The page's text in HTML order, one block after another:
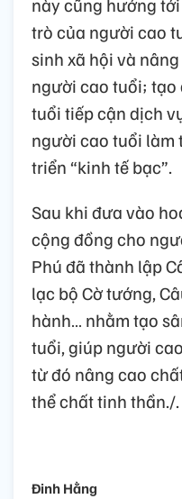
này cũng hướng
trò của người cao
sinh xã hội và
người cao tuổi; tạo
tuổi tiếp cận dịch
người cao tuổi làm
triển “kinh tế bạc”.
Sau khi đưa vào
cộng đồng cho
Phú đã thành lập
lạc bộ Cờ tướng,
hành… nhằm tạo
tuổi, giúp người
từ đó nâng cao
thể chất tinh thần./.
Đinh Hằng